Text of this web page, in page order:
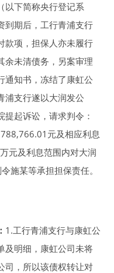
以下简称央行登记系
到期后，工行青浦支行
款项，担保人亦未履行
余未清债务，另案审理
通知书，冻结了康虹公
浦支行遂以大润发公
起诉讼，请求判令：
元及相应利息
元及利息范围内对大润
施某等承担担保责任。
1.工行青浦支行与康虹公
及明细，康虹公司未将
司，所以该债权转让对